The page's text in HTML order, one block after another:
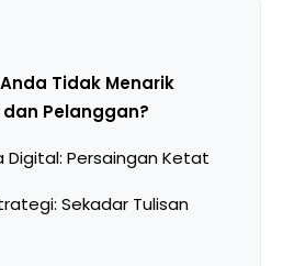
Tidak Menarik
Pelanggan?
Digital: Persaingan Ketat
Sekadar Tulisan